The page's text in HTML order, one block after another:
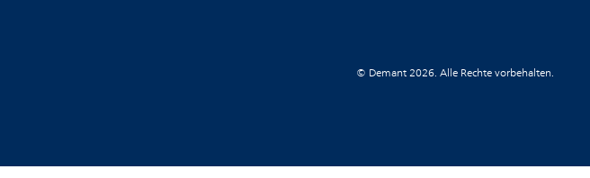
© Demant 2026. Alle Rechte vorbehalten.